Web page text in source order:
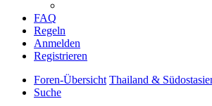
FAQ
Regeln
Anmelden
Registrieren
Foren-Übersicht Thailand &
Suche